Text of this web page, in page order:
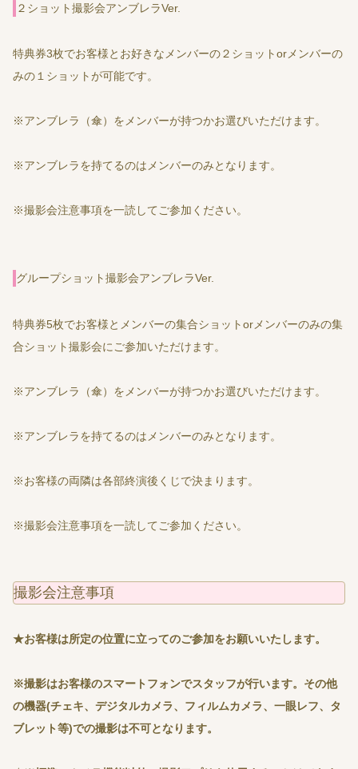
２ショット撮影会アンブレラVer.
特典券3枚でお客様とお好きなメンバーの２ショットorメンバーの
みの１ショットが可能です。
※アンブレラ（傘）をメンバーが持つかお選びいただけます。
※アンブレラを持てるのはメンバーのみとなります。
※撮影会注意事項を一読してご参加ください。
グループショット撮影会アンブレラVer.
特典券5枚でお客様とメンバーの集合ショットorメンバーのみの集
合ショット撮影会にご参加いただけます。
※アンブレラ（傘）をメンバーが持つかお選びいただけます。
※アンブレラを持てるのはメンバーのみとなります。
※お客様の両隣は各部終演後くじで決まります。
※撮影会注意事項を一読してご参加ください。
撮影会注意事項
★お客様は所定の位置に立ってのご参加をお願いいたします。
※撮影はお客様のスマートフォンでスタッフが行います。その他
の機器(チェキ、デジタルカメラ、フィルムカメラ、一眼レフ、タ
ブレット等)での撮影は不可となります。